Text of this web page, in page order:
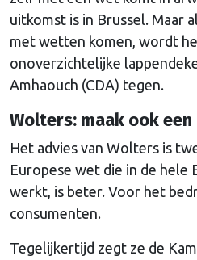
uitkomst is in Brussel. Maar
met wetten komen, wordt
onoverzichtelijke
Amhaouch (CDA) tegen.
Wolters: maak ook
Het advies van Wolters is
Europese wet die in de hele
werkt, is beter. Voor het
consumenten.
Tegelijkertijd zegt ze de